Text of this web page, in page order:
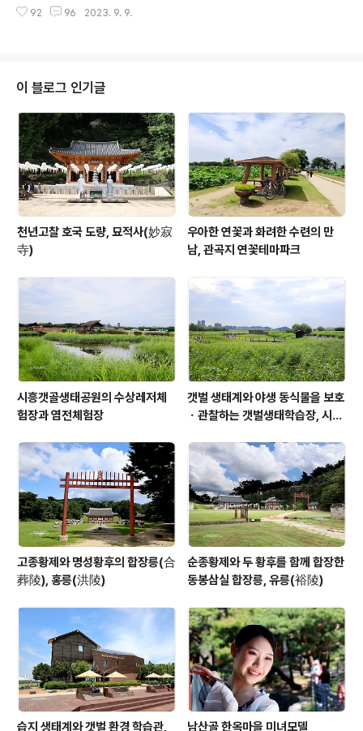
서 순진하기 때문에 서른 살이 넘기까지 키스 한번 못해 본
라는 소재를 적절히 가미한 영화로 러닝 타임 105분 내내
루를 살아가는 어느 날, 그에게 컴퓨터 도박 빚을 갚으라며
나타난 빌 콕스(폴 베타니)의 출현에 당황해 하며 자신의
정보가 해킹 당했음을 직감하고 신용정보를 확인한다. 하
지만 그것은 시작에 불과한 것이었으며, 빌 콕스는 은행 시
스템의 해킹을 통해 일확천금을 노리기 위해 잭과 그의 가
족을 그동안 계속해서 감시해 ..
92 96 2023. 9. 9.
이 블로그 인기글
천년고찰 호국 도량, 묘적사(妙寂
寺)
우아한 연꽃과 화려한 수련의 만
남, 관곡지 연꽃테마파크
시흥갯골생태공원의 수상레저체
험장과 염전체험장
갯벌 생태계와 야생 동식물을 보호
ㆍ관찰하는 갯벌생태학습장, 시흥
고종황제와 명성황후의 합장릉(合
葬陵), 홍릉(洪陵)
순종황제와 두 황후를 함께 합장한
동봉삼실 합장릉, 유릉(裕陵)
습지 생태계와 갯벌 환경 학습관, 남산골 한옥마을 미녀모델